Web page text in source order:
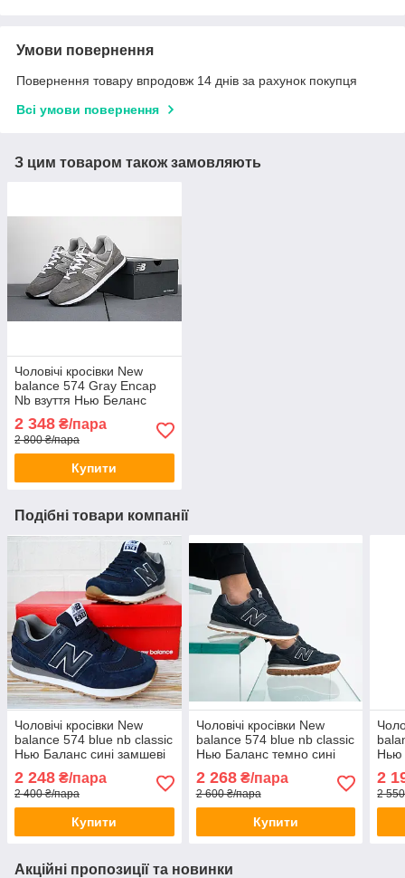
Умови повернення
Повернення товару впродовж 14 днів за рахунок покупця
Всі умови повернення
З цим товаром також замовляють
Чоловічі кросівки New
balance 574 Gray Encap
Nb взуття Нью Беланс
світло сірі замш текстиль
весна літо
2 348 ₴/пара
2 800 ₴/пара
Купити
Подібні товари компанії
Чоловічі кросівки New
balance 574 blue nb classic
Нью Баланс сині замшеві
2 248 ₴/пара
2 400 ₴/пара
Купити
Чоловічі кросівки New
balance 574 blue nb classic
Нью Баланс темно сині
2 268₴/пара
2 600 ₴/пара
Купити
Нью
2
2
Акційні пропозиції та новинки